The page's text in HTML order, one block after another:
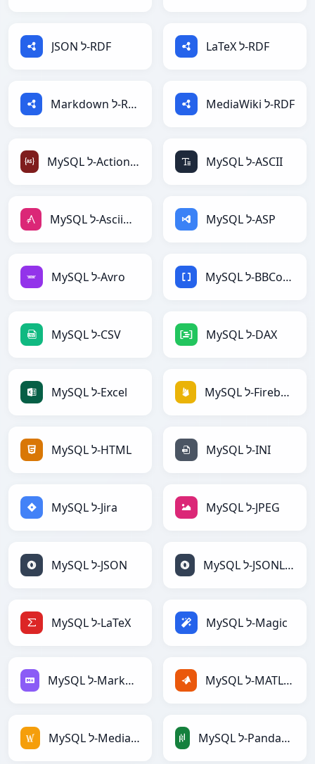
JSON ל-RDF LaTeX ל-RDF
Markdown ל-RDF MediaWiki ל-RDF
MySQL ל-ActionScript MySQL ל-ASCII
MySQL ל-AsciiDoc MySQL ל-ASP
MySQL ל-Avro MySQL ל-BBCode
MySQL ל-CSV MySQL ל-DAX
MySQL ל-Excel MySQL ל-Firebase
MySQL ל-HTML MySQL ל-INI
MySQL ל-Jira MySQL ל-JPEG
MySQL ל-JSON MySQL ל-JSONLines
MySQL ל-LaTeX MySQL ל-Magic
MySQL ל-Markdown MySQL ל-MATLAB
MySQL ל-MediaWiki MySQL ל-PandasDataFrame